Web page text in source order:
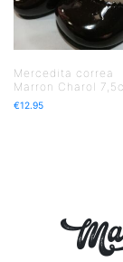
Mercedita correa
Marron Charol
€12.95